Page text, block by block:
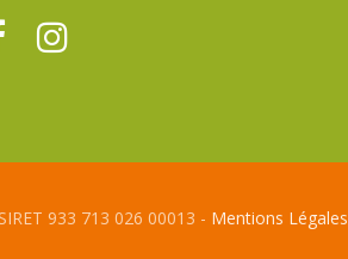
933 713 026 00013 - Mentions Légales